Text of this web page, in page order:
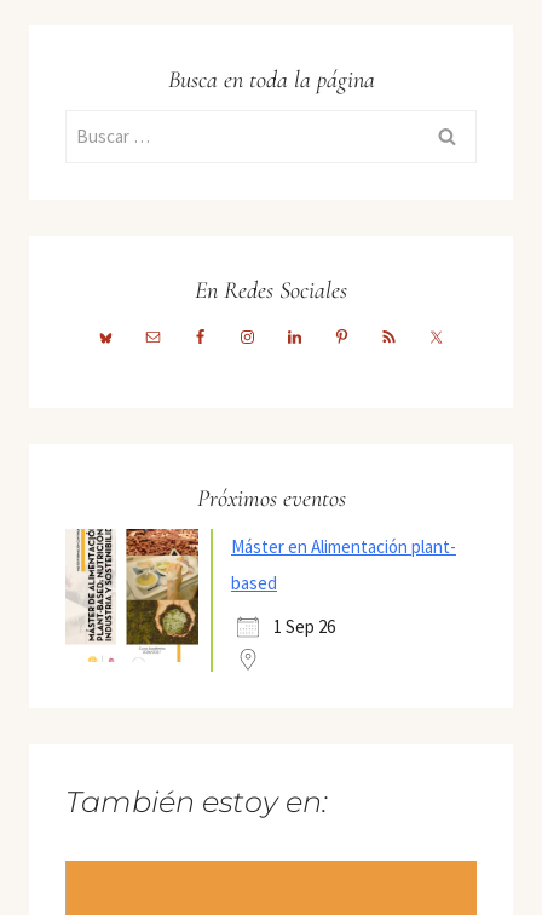
Busca en toda la página
Buscar:
En Redes Sociales
Próximos eventos
Máster en Alimentación plant-
based
1 Sep 26
También estoy en: